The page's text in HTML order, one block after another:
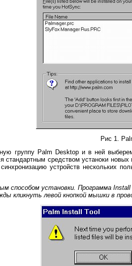
Рис 1.
группу Palm Desktop и в ней
стандартным средством устаноки
устройств нескольких
способом установки. Программа
кликнуть левой кнопкой мышки в